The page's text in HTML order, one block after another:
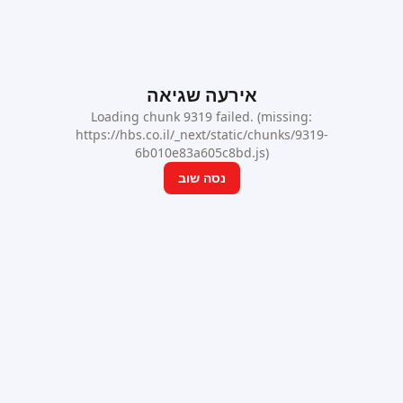
אירעה שגיאה
Loading chunk 9319 failed. (missing:
https://hbs.co.il/_next/static/chunks/9319-
6b010e83a605c8bd.js)